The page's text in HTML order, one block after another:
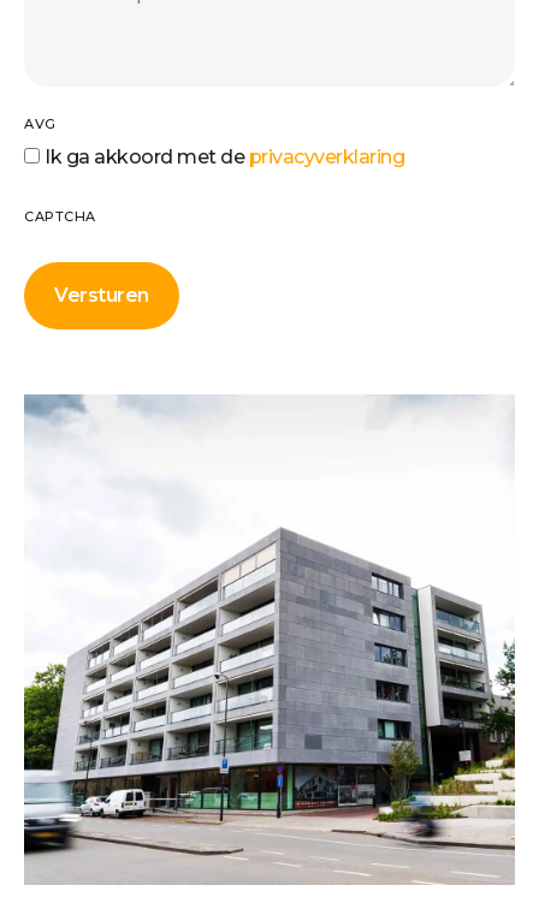
AVG
Ik ga akkoord met de privacyverklaring
CAPTCHA